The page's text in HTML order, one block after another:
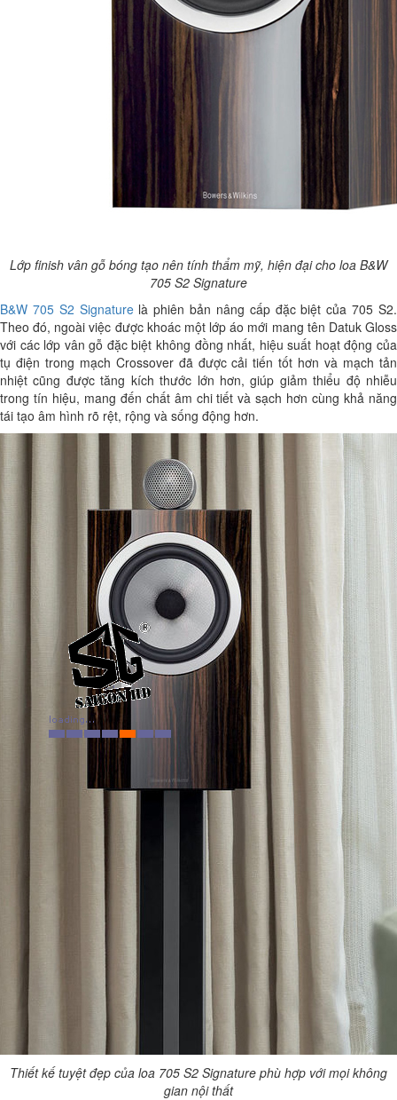
Lớp finish vân gỗ bóng tạo nên tính thẩm mỹ, hiện đại cho loa B&W
705 S2 Signature
B&W 705 S2 Signaturelà phiên bản nâng cấp đặc biệt của 705 S2.
Theo đó, ngoài việc được khoác một lớp áo mới mang tên Datuk Gloss
với các lớp vân gỗ đặc biệt không đồng nhất, hiệu suất hoạt động của
tụ điện trong mạch Crossover đã được cải tiến tốt hơn và mạch tản
nhiệt cũng được tăng kích thước lớn hơn, giúp giảm thiểu độ nhiễu
trong tín hiệu, mang đến chất âm chi tiết và sạch hơn cùng khả năng
tái tạo âm hình rõ rệt, rộng và sống động hơn.
Thiết kế tuyệt đẹp của loa 705 S2 Signature phù hợp với mọi không
gian nội thất